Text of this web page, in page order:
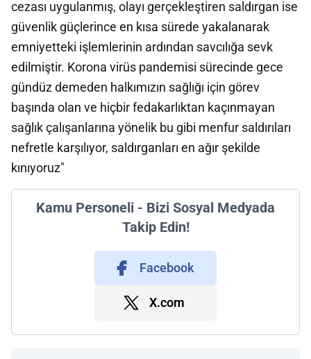
cezası uygulanmış, olayı gerçekleştiren saldırgan ise
güvenlik güçlerince en kısa sürede yakalanarak
emniyetteki işlemlerinin ardından savcılığa sevk
edilmiştir. Korona virüs pandemisi sürecinde gece
gündüz demeden halkımızın sağlığı için görev
başında olan ve hiçbir fedakarlıktan kaçınmayan
sağlık çalışanlarına yönelik bu gibi menfur saldırıları
nefretle karşılıyor, saldırganları en ağır şekilde
kınıyoruz"
Kamu Personeli - Bizi Sosyal Medyada
Takip Edin!
Facebook
X.com